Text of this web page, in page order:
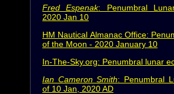
Fred Espenak: Penumbral
2020 Jan 10
HM Nautical Almanac Office:
of the Moon - 2020 January 10
In-The-Sky.org: Penumbral lunar
Ian Cameron Smith: Penumbral
of 10 Jan, 2020 AD